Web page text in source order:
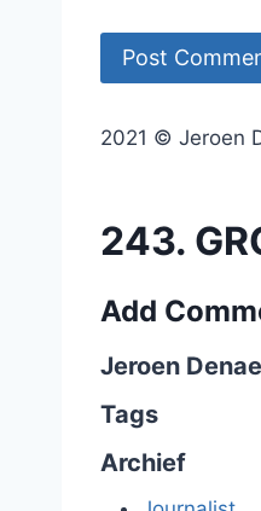
2021 © Jeroen
243.
Add
Jeroen
Tags
Archief